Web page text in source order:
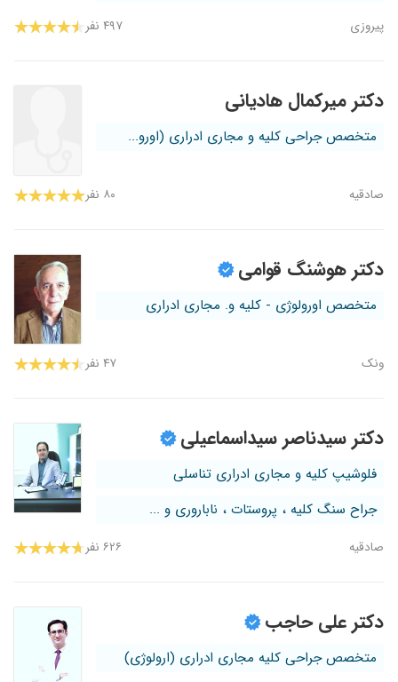
پیروزی ۴۹۷ نفر
دکتر میرکمال هادیانی
متخصص جراحی کلیه و مجاری ادراری (اورو...
صادقیه ۸۰ نفر
دکتر هوشنگ قوامی
متخصص اورولوژی - کلیه و. مجاری ادراری
ونک ۴۷ نفر
دکتر سیدناصر سیداسماعیلی
فلوشیپ کلیه و مجاری ادراری تناسلی
جراح سنگ کلیه ، پروستات ، ناباروری و ...
صادقیه ۶۲۶ نفر
دکتر علی حاجب
متخصص جراحی کلیه مجاری ادراری (ارولوژی)